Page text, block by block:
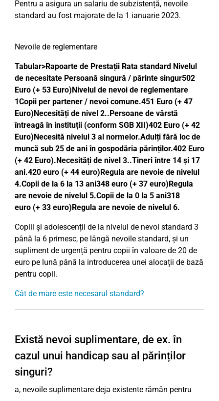
Pentru a asigura un salariu de subzistență, nevoile
standard au fost majorate de la 1 ianuarie 2023.
Nevoile de reglementare
Tabular>Rapoarte de Prestații Rata standard Nivelul
de necesitate Persoană singură / părinte singur502
Euro (+ 53 Euro)Nivelul de nevoi de reglementare
1Copii per partener / nevoi comune.451 Euro (+ 47
Euro)Necesități de nivel 2..Persoane de vârstă
întreagă în instituții (conform SGB XII)402 Euro (+ 42
Euro)Necesită nivelul 3 al normelor.Adulți fără loc de
muncă sub 25 de ani în gospodăria părinților.402 Euro
(+ 42 Euro).Necesități de nivel 3..Tineri între 14 și 17
ani.420 euro (+ 44 euro)Regula are nevoie de nivelul
4.Copii de la 6 la 13 ani348 euro (+ 37 euro)Regula
are nevoie de nivelul 5.Copii de la 0 la 5 ani318
euro (+ 33 euro)Regula are nevoie de nivelul 6.
Copiii și adolescenții de la nivelul de nevoi standard 3
până la 6 primesc, pe lângă nevoile standard, și un
supliment de urgență pentru copii în valoare de 20 de
euro pe lună până la introducerea unei alocații de bază
pentru copii.
Cât de mare este necesarul standard?
Există nevoi suplimentare, de ex. în
cazul unui handicap sau al părinților
singuri?
a, nevoile suplimentare deja existente rămân pentru